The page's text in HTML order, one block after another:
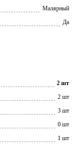
Малярный
Да
2 шт
2 шт
3 шт
0 шт
1 шт